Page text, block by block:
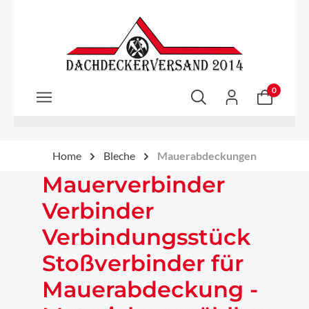
Zum Hauptinhalt springen
0
Home Bleche Mauerabdeckungen
Mauerverbinder
Verbinder
Verbindungsstück
Stoßverbinder für
Mauerabdeckung -